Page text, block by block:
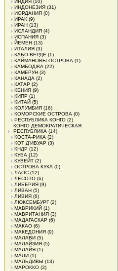
ИНДИЯ (10)
ИНДОНЕЗИЯ (31)
ИОРДАНИЯ (0)
ИРАК (9)
ИРАН (13)
ИСЛАНДИЯ (4)
ИСПАНИЯ (3)
ЙЕМЕН (13)
ИТАЛИЯ (3)
КАБО-ВЕРДЕ (1)
КАЙМАНОВЫ ОСТРОВА (1)
КАМБОДЖА (22)
КАМЕРУН (3)
КАНАДА (2)
КАТАР (2)
КЕНИЯ (9)
КИПР (1)
КИТАЙ (5)
КОЛУМБИЯ (16)
КОМОРСКИЕ ОСТРОВА (0)
РЕСПУБЛИКА КОНГО (2)
КОНГО ДЕМОКРАТИЧЕСКАЯ
РЕСПУБЛИКА (14)
КОСТА-РИКА (2)
КОТ Д'ИВУАР (3)
КНДР (12)
КУБА (12)
КУВЕЙТ (2)
ОСТРОВА КУКА (0)
ЛАОС (12)
ЛЕСОТО (6)
ЛИБЕРИЯ (9)
ЛИВАН (5)
ЛИВИЯ (6)
ЛЮКСЕМБУРГ(2)
МАВРИКИЙ (1)
МАВРИТАНИЯ (3)
МАДАГАСКАР (6)
МАКАО (6)
МАКЕДОНИЯ (9)
МАЛАВИ (5)
МАЛАЙЗИЯ (5)
МАЛАЙЯ (1)
МАЛИ (1)
МАЛЬДИВЫ (13)
МАРОККО (3)